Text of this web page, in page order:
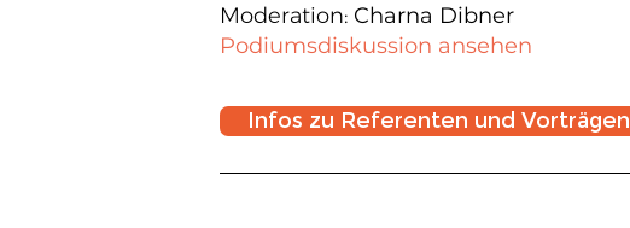
Moderation: Charna Dibner
Podiumsdiskussion ansehen
Infos zu Referenten und Vorträgen